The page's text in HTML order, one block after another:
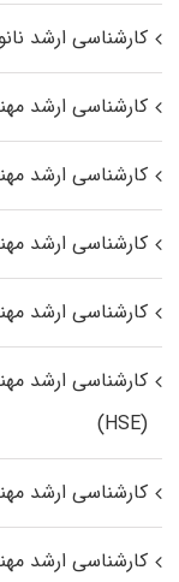
کارشناسی ارشد
کارشناسی ارشد
کارشناسی ارشد
کارشناسی ارشد
کارشناسی ارشد
کارشناسی ارشد
(HSE)
کارشناسی ارشد
کارشناسی ارشد